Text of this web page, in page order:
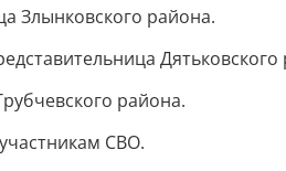
Злынковского района.
Дятьковского
района.
СВО.